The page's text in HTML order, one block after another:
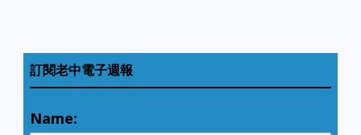
訂閱老中電子週報
Name: